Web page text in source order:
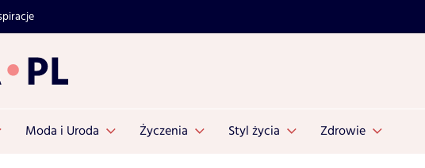
Moda i Uroda Życzenia Styl życia Zdrowie